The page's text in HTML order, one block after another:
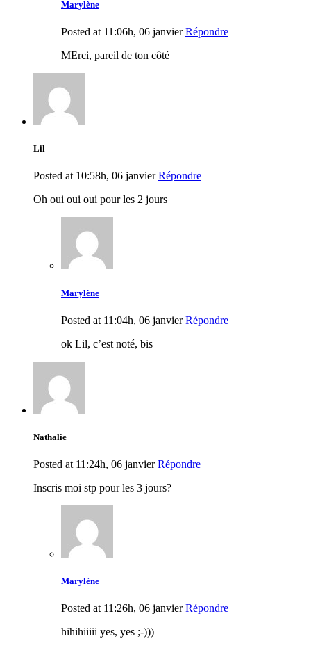
Marylène
Posted at 11:06h, 06 janvier Répondre
MErci, pareil de ton côté
Lil
Posted at 10:58h, 06 janvier Répondre
Oh oui oui oui pour les 2 jours
Marylène
Posted at 11:04h, 06 janvier Répondre
ok Lil, c’est noté, bis
Nathalie
Posted at 11:24h, 06 janvier Répondre
Inscris moi stp pour les 3 jours?
Marylène
Posted at 11:26h, 06 janvier Répondre
hihihiiiii yes, yes ;-)))